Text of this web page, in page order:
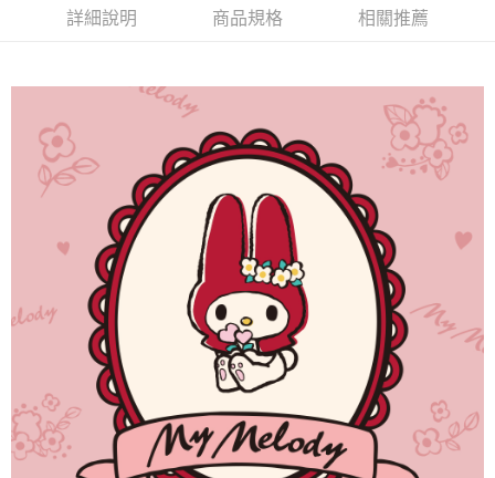
【關於「AFTEE先享後付」】
１．簡單：不需註冊會員、不需綁卡、不需儲值。
２．便利：只要手機號碼，簡訊認證，即可結帳。
３．安心：先確認商品／服務後，再付款。
【「AFTEE先享後付」結帳流程】
１．於結帳方式選擇「AFTEE先享後付」後，將跳轉至「AFTEE先享後付」
結帳頁面，進行簡訊認證並確認金額後，即可完成結帳。
２．訂單成立數日內，您將收到繳費通知簡訊。
３．收到繳費通知簡訊後14天內，點擊此簡訊中的連結，可透過四大超商／
ATM／網路銀行／等多元方式進行付款，方視為交易完成。
※ 請注意：結帳手續完成當下不需立刻繳費，但若您需要取消訂單，請聯絡
購買商品的店家。未經商家同意取消之訂單仍視為有效，需透過AFTEE先享
後付繳納相關費用。
※ 交易是否成功請以「AFTEE先享後付 」之結帳頁面顯示為準，若有關於
是否繳費成功／繳費後需取消欲退款等相關疑問，請聯繫「AFTEE先享後付
客戶支援中心」https://netprotections.freshdesk.com/support/home
【注意事項】
１．透過由恩沛科技股份有限公司提供之「AFTEE先享後付」服務完成之交
易，需依本服務之必要範圍內提供個人資料，並將交易相關給付款項請求債
貨到付款
運送方式
全家取貨付款
每筆NT$60，滿NT$1,500(含以上)免運費
付款後全家取貨
每筆NT$60，滿NT$1,500(含以上)免運費
7-11取貨付款
每筆NT$60，滿NT$1,500(含以上)免運費
付款後7-11取貨
每筆NT$60，滿NT$1,500(含以上)免運費
宅配
詳細說明 商品規格 相關推薦